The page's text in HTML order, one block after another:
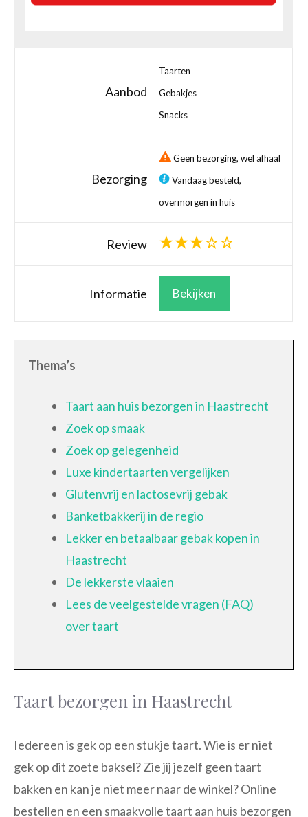
Aanbod
Taarten
Gebakjes
Snacks
Bezorging
Geen bezorging, wel afhaal
Vandaag besteld,
overmorgen in huis
Review
Informatie Bekijken
Thema’s
Taart aan huis bezorgen in Haastrecht
Zoek op smaak
Zoek op gelegenheid
Luxe kindertaarten vergelijken
Glutenvrij en lactosevrij gebak
Banketbakkerij in de regio
Lekker en betaalbaar gebak kopen in
Haastrecht
De lekkerste vlaaien
Lees de veelgestelde vragen (FAQ)
over taart
Taart bezorgen in Haastrecht
Iedereen is gek op een stukje taart. Wie is er niet
gek op dit zoete baksel? Zie jij jezelf geen taart
bakken en kan je niet meer naar de winkel? Online
bestellen en een smaakvolle taart aan huis bezorgen